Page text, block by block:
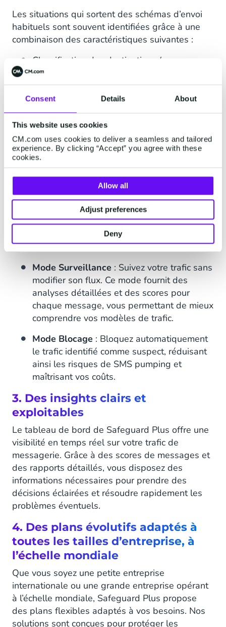
Consent Details About
This website uses cookies
CM.com uses cookies to deliver a seamless and tailored
experience. By clicking “Accept” you agree with these
cookies.
Allow all
Adjust preferences
Deny
Les situations qui sortent des schémas d’envoi
habituels sont souvent identifiées grâce à une
combinaison des caractéristiques suivantes :
Classification des destinations (par
exemple, pays suspect/non suspect)
Déviations dans le trafic vers des
Détection d’anomalies dans les conversions
(ou DLR)
Plages de numéros
Fiabilité des fournisseurs choisis
2. Modes flexibles : Surveillance ou
Blocage
Vous pouvez configurer Safeguard Plus selon
vos besoins spécifiques :
Mode Surveillance : Suivez votre trafic sans
modifier son flux. Ce mode fournit des
analyses détaillées et des scores pour
chaque message, vous permettant de mieux
comprendre vos modèles de trafic.
Mode Blocage : Bloquez automatiquement
le trafic identifié comme suspect, réduisant
ainsi les risques de SMS pumping et
maîtrisant vos coûts.
3. Des insights clairs et
exploitables
Le tableau de bord de Safeguard Plus offre une
visibilité en temps réel sur votre trafic de
messagerie. Grâce à des scores de messages et
des rapports détaillés, vous disposez des
informations nécessaires pour prendre des
décisions éclairées et résoudre rapidement les
problèmes éventuels.
4. Des plans évolutifs adaptés à
toutes les tailles d’entreprise, à
l’échelle mondiale
Que vous soyez une petite entreprise
internationale ou une grande entreprise opérant
à l’échelle mondiale, Safeguard Plus propose
des plans flexibles adaptés à vos besoins. Nos
solutions sont conçues pour protéger les